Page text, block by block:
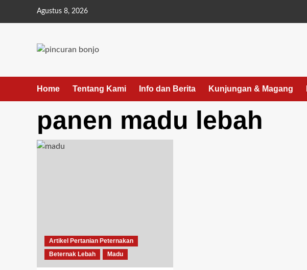
Agustus 8, 2026
Home Tentang Kami Info dan Berita Kunjungan & Magang
panen madu lebah
Artikel Pertanian Peternakan
Beternak Lebah
Madu